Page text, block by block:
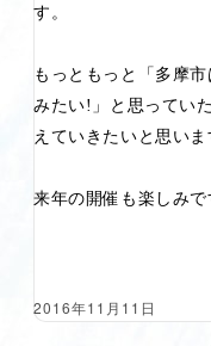
す。
もっともっと「多摩
みたい! 」と思ってい
えていきたいと思いま
来年の開催も楽しみで
2016年11月11日